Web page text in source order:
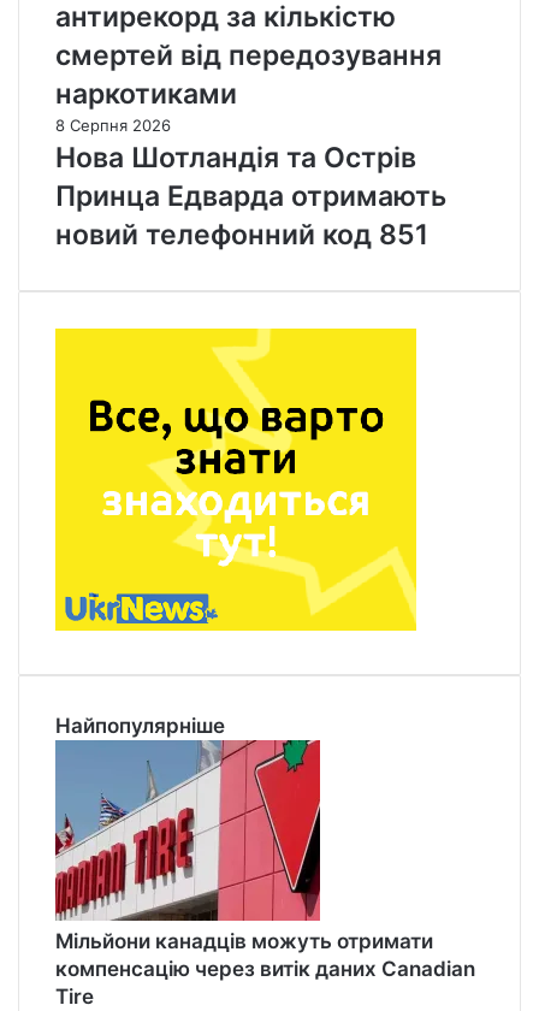
антирекорд за кількістю
смертей від передозування
наркотиками
8 Серпня 2026
Нова Шотландія та Острів
Принца Едварда отримають
новий телефонний код 851
Найпопулярніше
Мільйони канадців можуть отримати
компенсацію через витік даних Canadian
Tire